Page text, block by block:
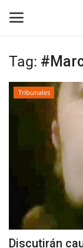
Inicio
Tribunales
Deporte
Política
Tag:
Tribunales
Discutirán